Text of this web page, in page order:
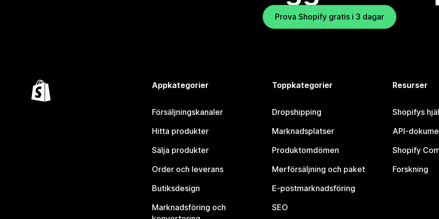
Prova Shopify gratis i 3 dagar
Appkategorier
Försäljningskanaler
Hitta produkter
Sälja produkter
Order och leverans
Butiksdesign
Marknadsföring och
Toppkategorier
Dropshipping
Marknadsplatser
Produktomdömen
Merförsäljning och paket
E-postmarknadsföring
SEO
Resurser
Shopifys
API-
Shopify
Forskning